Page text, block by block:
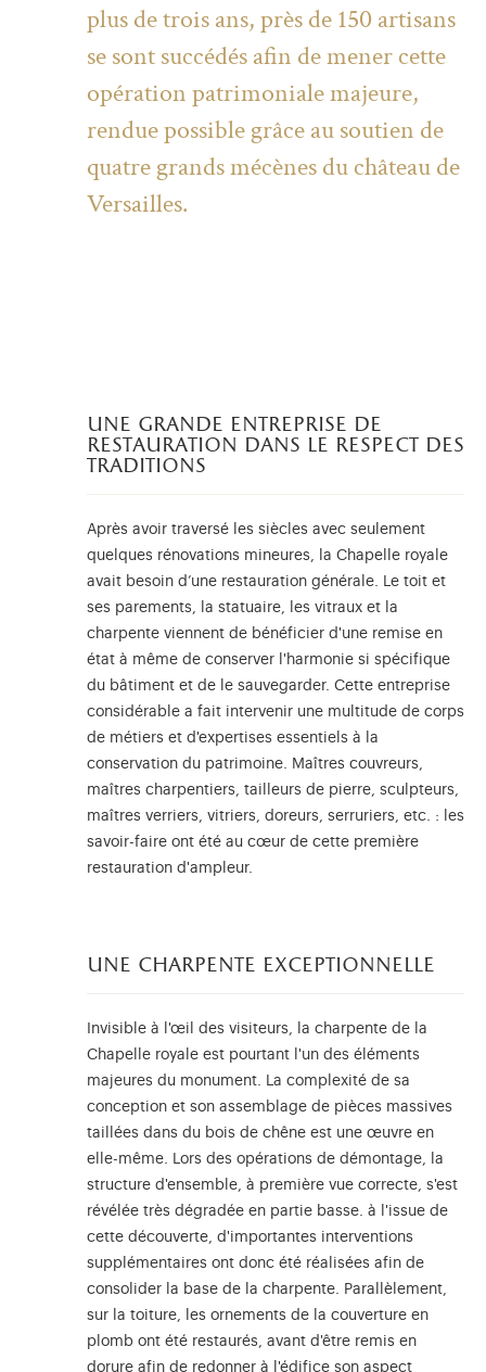
plus de trois ans, près de 150 artisans
se sont succédés afin de mener cette
opération patrimoniale majeure,
rendue possible grâce au soutien de
quatre grands mécènes du château de
Versailles.
une grande entreprise de
restauration dans le respect des
traditions
Après avoir traversé les siècles avec seulement
quelques rénovations mineures, la Chapelle royale
avait besoin d’une restauration générale. Le toit et
ses parements, la statuaire, les vitraux et la
charpente viennent de bénéficier d'une remise en
état à même de conserver l'harmonie si spécifique
du bâtiment et de le sauvegarder. Cette entreprise
considérable a fait intervenir une multitude de corps
de métiers et d'expertises essentiels à la
conservation du patrimoine. Maîtres couvreurs,
maîtres charpentiers, tailleurs de pierre, sculpteurs,
maîtres verriers, vitriers, doreurs, serruriers, etc. : les
savoir-faire ont été au cœur de cette première
restauration d'ampleur.
une charpente exceptionnelle
Invisible à l'œil des visiteurs, la charpente de la
Chapelle royale est pourtant l'un des éléments
majeures du monument. La complexité de sa
conception et son assemblage de pièces massives
taillées dans du bois de chêne est une œuvre en
elle-même. Lors des opérations de démontage, la
structure d'ensemble, à première vue correcte, s'est
révélée très dégradée en partie basse. à l'issue de
cette découverte, d'importantes interventions
supplémentaires ont donc été réalisées afin de
consolider la base de la charpente. Parallèlement,
sur la toiture, les ornements de la couverture en
plomb ont été restaurés, avant d'être remis en
dorure afin de redonner à l'édifice son aspect